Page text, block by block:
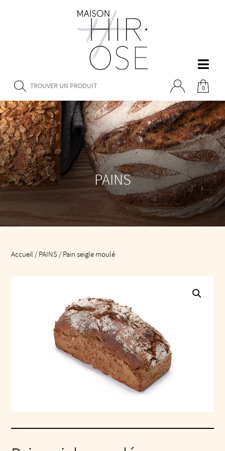
0
PAINS
Accueil / PAINS / Pain seigle moulé